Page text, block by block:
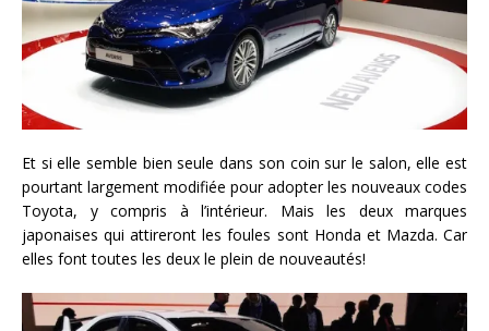
Et si elle semble bien seule dans son coin sur le salon, elle est
pourtant largement modifiée pour adopter les nouveaux codes
Toyota, y compris à l’intérieur. Mais les deux marques
japonaises qui attireront les foules sont Honda et Mazda. Car
elles font toutes les deux le plein de nouveautés!